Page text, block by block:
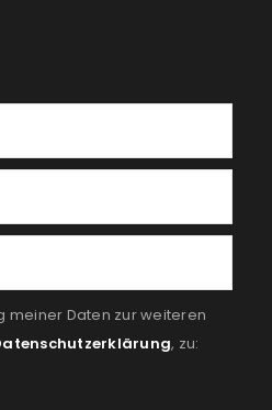
meiner Daten zur weiteren
, zu: